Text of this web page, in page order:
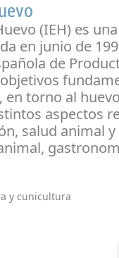
(IEH) es
en junio de
de
torno al
aspectos
salud animal
y cunicultura